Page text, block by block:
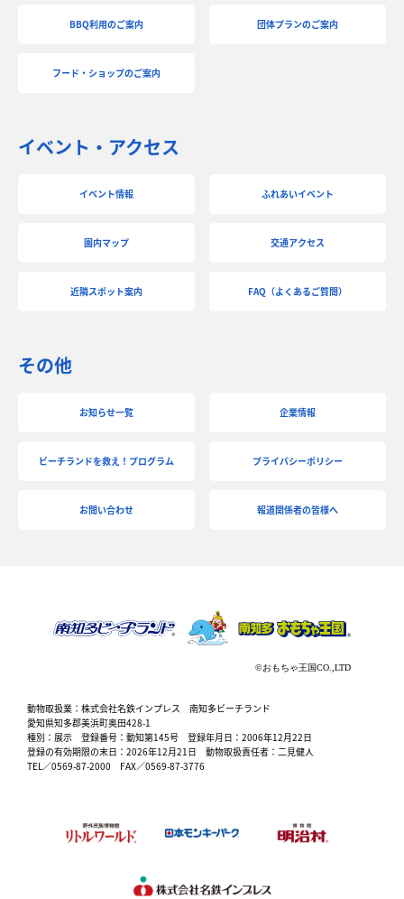
BBQ利用のご案内 団体プランのご案内
フード・ショップのご案内
イベント・アクセス
イベント情報 ふれあいイベント
園内マップ 交通アクセス
近隣スポット案内 FAQ（よくあるご質問）
その他
お知らせ一覧 企業情報
ビーチランドを救え！プログラム プライバシーポリシー
お問い合わせ 報道関係者の皆様へ
動物取扱業：株式会社名鉄インプレス 南知多ビーチランド
愛知県知多郡美浜町奥田428-1
種別：展示 登録番号：動知第145号 登録年月日：2006年12月22日
登録の有効期限の末日：2026年12月21日 動物取扱責任者：二見健人
TEL／0569-87-2000 FAX／0569-87-3776